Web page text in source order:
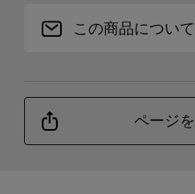
この商品につい
ページ